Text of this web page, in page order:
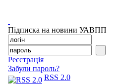
Підписка на новини УАВПП
Реєстрація
Забули пароль?
RSS 2.0